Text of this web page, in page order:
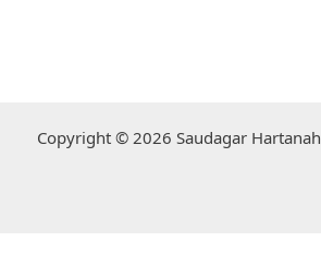
Copyright © 2026 Saudagar Hartanah